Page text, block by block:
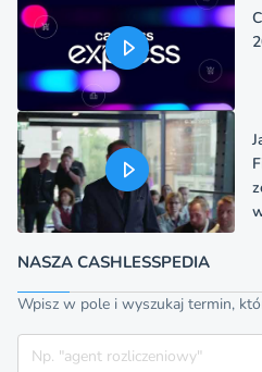
NASZA CASHLESSPEDIA
Wpisz w pole i wyszukaj termin,
Szukaj